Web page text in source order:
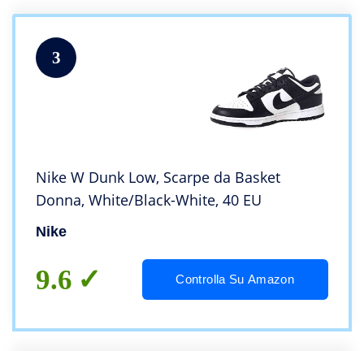
3
Nike W Dunk Low, Scarpe da Basket
Donna, White/Black-White, 40 EU
Nike
9.6 Controlla Su Amazon